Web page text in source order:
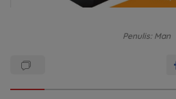
Penulis: Man